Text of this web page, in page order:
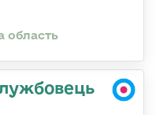
область